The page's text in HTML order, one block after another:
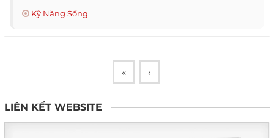
Kỹ Năng Sống
« ‹
LIÊN KẾT WEBSITE